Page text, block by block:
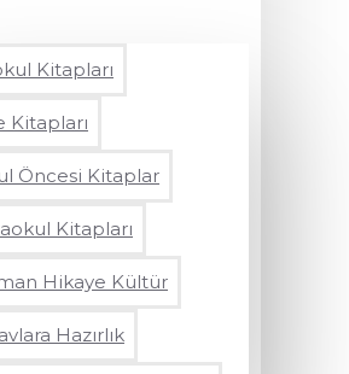
Kitapları
Kitapları
Öncesi Kitaplar
Kitapları
Hikaye Kültür
Hazırlık